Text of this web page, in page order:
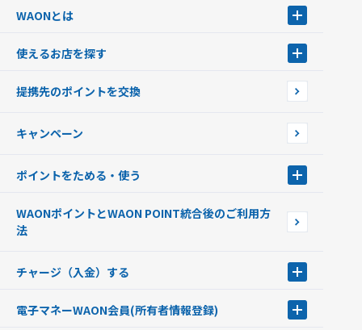
WAONとは
WAONを申込む
インターネット上でのお買い物について（ネット決済）
使えるお店を探す
店舗検索
イオン銀行ATM設置場所
提携先のポイントを交換
キャンペーン
ポイントをためる・使う
ポイントの有効期限について
WAONポイントとWAON POINT統合後のご利用方
法
チャージ（入金）する
現金でチャージする
電子マネーWAON会員(所有者情報登録)